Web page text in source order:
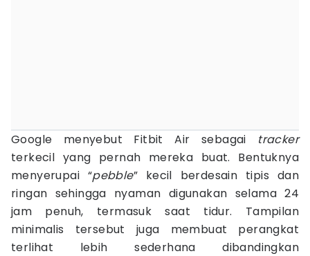
Google menyebut Fitbit Air sebagai tracker
terkecil yang pernah mereka buat. Bentuknya
menyerupai “pebble” kecil berdesain tipis dan
ringan sehingga nyaman digunakan selama 24
jam penuh, termasuk saat tidur. Tampilan
minimalis tersebut juga membuat perangkat
terlihat lebih sederhana dibandingkan